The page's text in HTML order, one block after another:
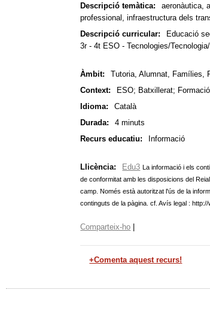
Descripció temàtica:
aeronàutica,
professional, infraestructura dels
Descripció curricular:
Educació
3r - 4t ESO - Tecnologies/
Àmbit:
Tutoria, Alumnat, Famílies,
Context:
ESO; Batxillerat;
Idioma:
Català
Durada:
4 minuts
Recurs educatiu:
Informació
Llicència: Edu3
La informació i els
de conformitat amb les disposicions del
camp. Només està autoritzat l'ús de la
continguts de la pàgina. cf. Avís legal :
Comparteix-ho
+Comenta aquest recurs!